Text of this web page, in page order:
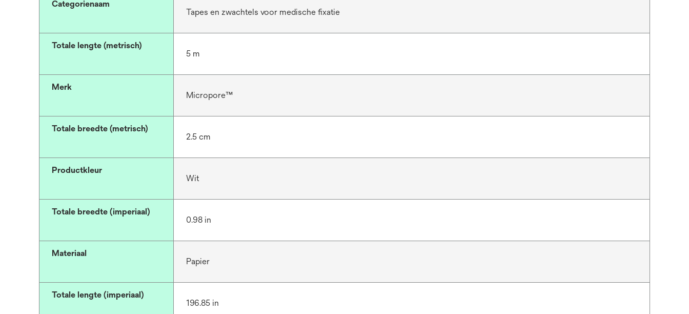
Categorienaam
Tapes en zwachtels voor medische fixatie
Totale lengte (metrisch)
5 m
Merk
Micropore™
Totale breedte (metrisch)
2.5 cm
Productkleur
Wit
Totale breedte (imperiaal)
0.98 in
Materiaal
Papier
Totale lengte (imperiaal)
196.85 in